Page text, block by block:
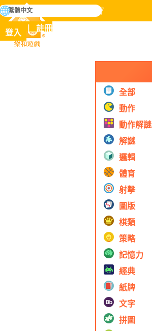
樂和遊戲
掌握人類歷史上所有遊戲
搜
尋
登入 註冊
繁體中文
全部
動作
動作解謎
解謎
邏輯
體育
射擊
圖版
棋類
策略
記憶力
經典
紙牌
文字
拼圖